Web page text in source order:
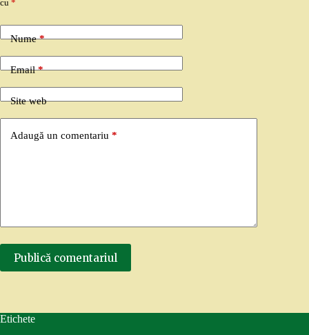
cu *
Nume*
Email*
Site web
Adaugă un comentariu *
Publică comentariul
Etichete